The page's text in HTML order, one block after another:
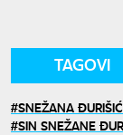
TAGOVI
SNEŽANA ĐURIŠIĆ
SIN SNEŽANE